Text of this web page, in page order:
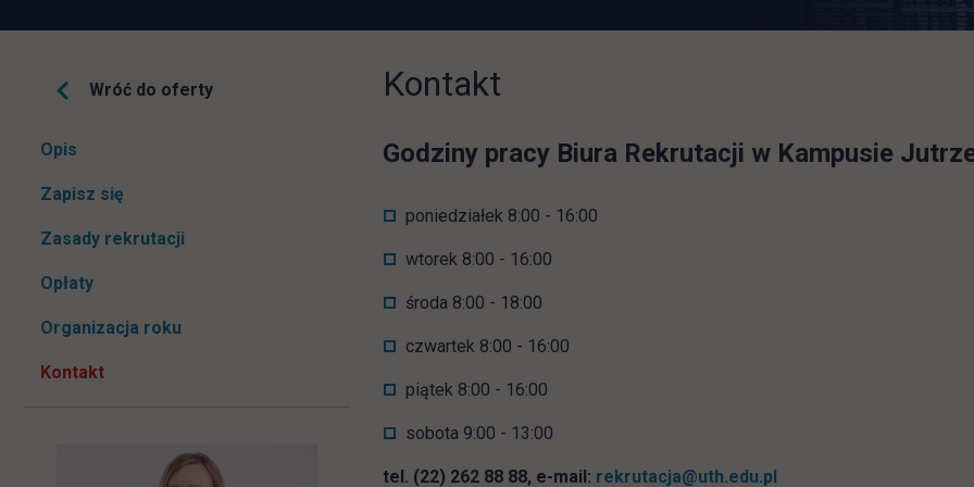
Wróć do oferty
Pomiń
Opis
Zapisz się
Zasady rekrutacji
Opłaty
Organizacja roku
Kontakt
Kontakt
Godziny pracy Biura Rekrutacji w Kampusie
poniedziałek 8:00 - 16:00
wtorek 8:00 - 16:00
środa 8:00 - 18:00
czwartek 8:00 - 16:00
piątek 8:00 - 16:00
sobota 9:00 - 13:00
tel. (22) 262 88 88, e-mail: rekrutacja@uth.edu.pl